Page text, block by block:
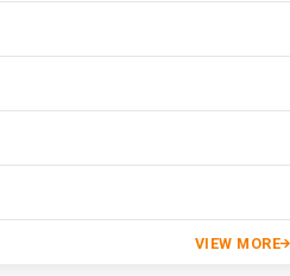
VIEW MORE